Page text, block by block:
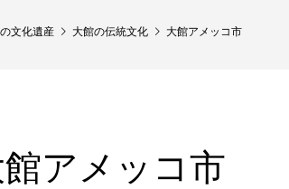
文化遺産 大館の伝統文化 大館アメッコ市
アメッコ市